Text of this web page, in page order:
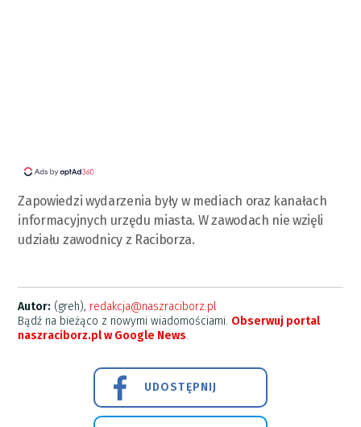
Zapowiedzi wydarzenia były w mediach oraz kanałach
informacyjnych urzędu miasta. W zawodach nie wzięli
udziału zawodnicy z Raciborza.
Autor: (greh), redakcja@naszraciborz.pl
Bądź na bieżąco z nowymi wiadomościami. Obserwuj portal
naszraciborz.pl w Google News.
UDOSTĘPNIJ